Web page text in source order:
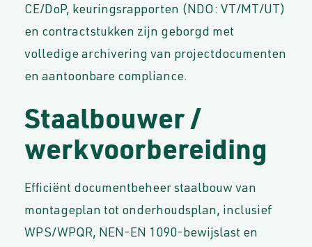
CE/DoP, keuringsrapporten (NDO: VT/MT/UT)
en contractstukken zijn geborgd met
volledige archivering van projectdocumenten
en aantoonbare compliance.
Staalbouwer /
werkvoorbereiding
Efficiënt documentbeheer staalbouw van
montageplan tot onderhoudsplan, inclusief
WPS/WPQR, NEN-EN 1090-bewijslast en